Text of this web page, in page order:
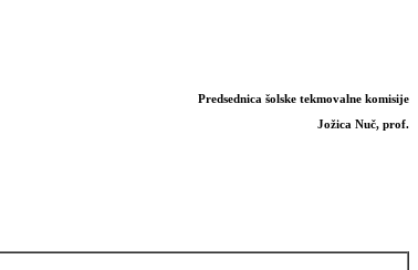
Predsednica šolske tekmovalne komisije
Jožica Nuč, prof.